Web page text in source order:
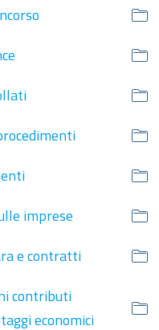
imprese
e contratti
contributi
economici